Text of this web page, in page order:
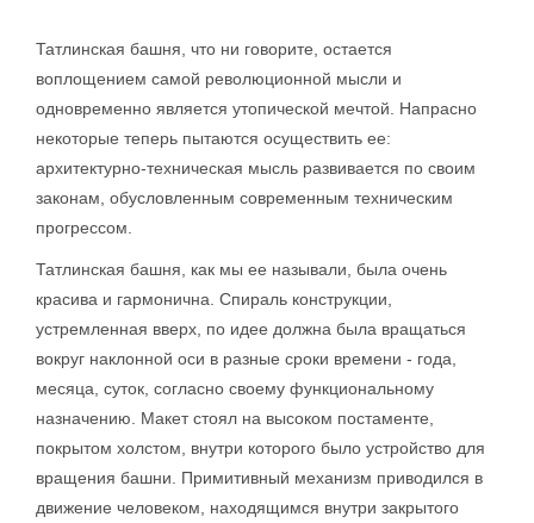
Татлинская башня, что ни говорите, остается
воплощением самой революционной мысли и
одновременно является утопической мечтой. Напрасно
некоторые теперь пытаются осуществить ее:
архитектурно-техническая мысль развивается по своим
законам, обусловленным современным техническим
прогрессом.
Татлинская башня, как мы ее называли, была очень
красива и гармонична. Спираль конструкции,
устремленная вверх, по идее должна была вращаться
вокруг наклонной оси в разные сроки времени - года,
месяца, суток, согласно своему функциональному
назначению. Макет стоял на высоком постаменте,
покрытом холстом, внутри которого было устройство для
вращения башни. Примитивный механизм приводился в
движение человеком, находящимся внутри закрытого